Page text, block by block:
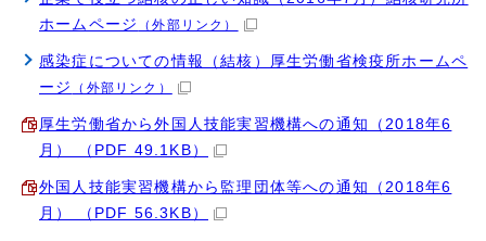
ホームページ
（外部リンク）
感染症についての情報（結核）厚生労働省検疫所ホームペ
ージ
（外部リンク）
厚生労働省から外国人技能実習機構への通知（2018年6
月） （PDF 49.1KB）
外国人技能実習機構から監理団体等への通知（2018年6
月） （PDF 56.3KB）